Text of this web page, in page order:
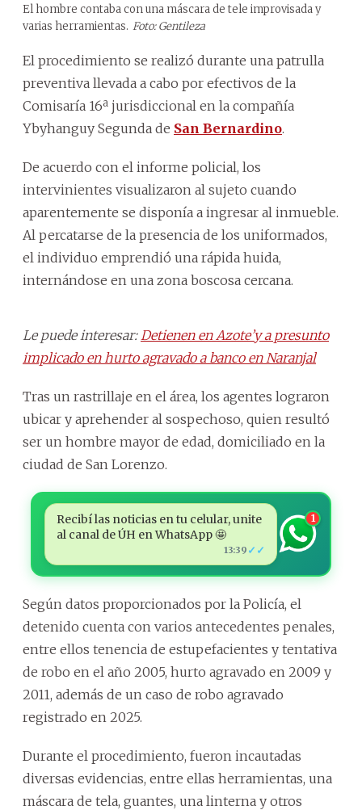
El hombre contaba con una máscara de tele improvisada y
varias herramientas. Foto: Gentileza
El procedimiento se realizó durante una patrulla
preventiva llevada a cabo por efectivos de la
Comisaría 16ª jurisdiccional en la compañía
Ybyhanguy Segunda de San Bernardino.
De acuerdo con el informe policial, los
intervinientes visualizaron al sujeto cuando
aparentemente se disponía a ingresar al inmueble.
Al percatarse de la presencia de los uniformados,
el individuo emprendió una rápida huida,
internándose en una zona boscosa cercana.
Le puede interesar: Detienen en Azote’y a presunto
implicado en hurto agravado a banco en Naranjal
Tras un rastrillaje en el área, los agentes lograron
ubicar y aprehender al sospechoso, quien resultó
ser un hombre mayor de edad, domiciliado en la
ciudad de San Lorenzo.
Recibí las noticias en tu celular, unite
al canal de ÚH en WhatsApp 🤩
13:39 ✓✓
1
Según datos proporcionados por la Policía, el
detenido cuenta con varios antecedentes penales,
entre ellos tenencia de estupefacientes y tentativa
de robo en el año 2005, hurto agravado en 2009 y
2011, además de un caso de robo agravado
registrado en 2025.
Durante el procedimiento, fueron incautadas
diversas evidencias, entre ellas herramientas, una
máscara de tela, guantes, una linterna y otros